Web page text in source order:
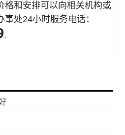
格和安排可以向相关机构或
处24小时服务电话：
.